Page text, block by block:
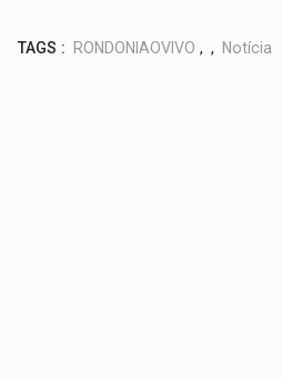
TAGS : RONDONIAOVIVO , , Notícia